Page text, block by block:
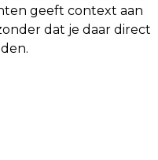
geeft context aan
dat je daar direct